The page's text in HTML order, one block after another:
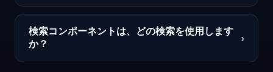
検索コンポーネントは、どの検索を使用します
か？
›